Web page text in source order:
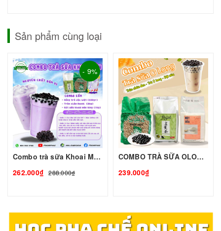
Sản phẩm cùng loại
- 9%
Combo trà sữa Khoai Môn-Lớn
262.000₫
288.000₫
COMBO TRÀ SỮA OLONG Chuẩn Vị Đài Loan – Thơm Ngon Độc Đáo – Combo Tiện Lợi
239.000₫